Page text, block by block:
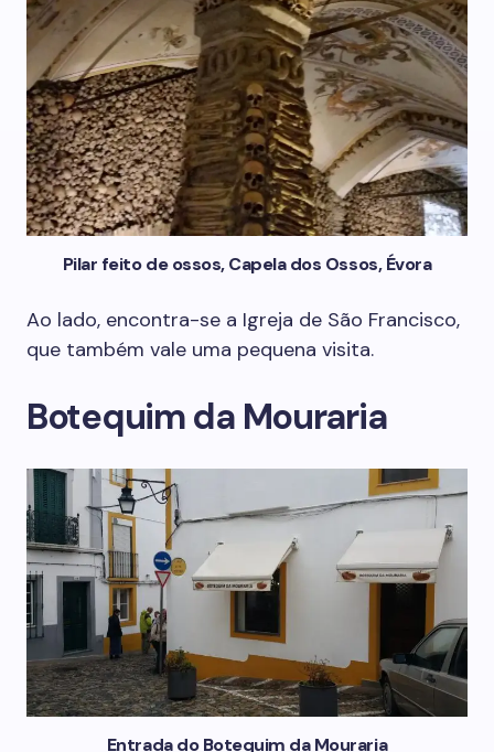
Pilar feito de ossos, Capela dos Ossos, Évora
Ao lado, encontra-se a Igreja de São Francisco,
que também vale uma pequena visita.
Botequim da Mouraria
Entrada do Botequim da Mouraria